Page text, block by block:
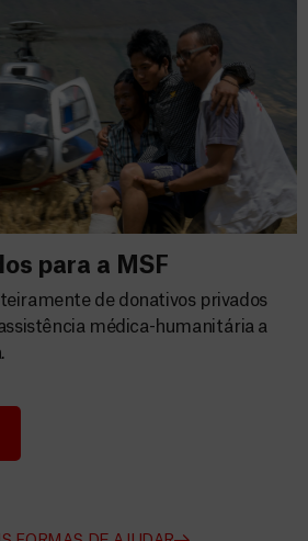
para a MSF
para a MSF
de donativos privados
médica-humanitária a